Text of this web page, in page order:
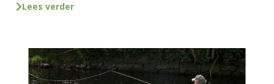
Lees verder